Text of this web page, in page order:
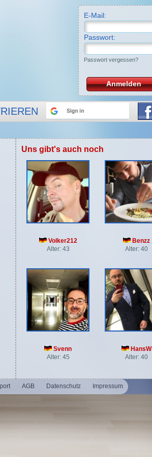
E-Mail:
Passwort:
Passwort vergessen?
Anmelden
Uns gibt's auch noch
Volker212
Alter: 43
Benzz
Alter: 40
Svenn
Alter: 45
HansW
Alter: 40
AGB Datenschutz Impressum